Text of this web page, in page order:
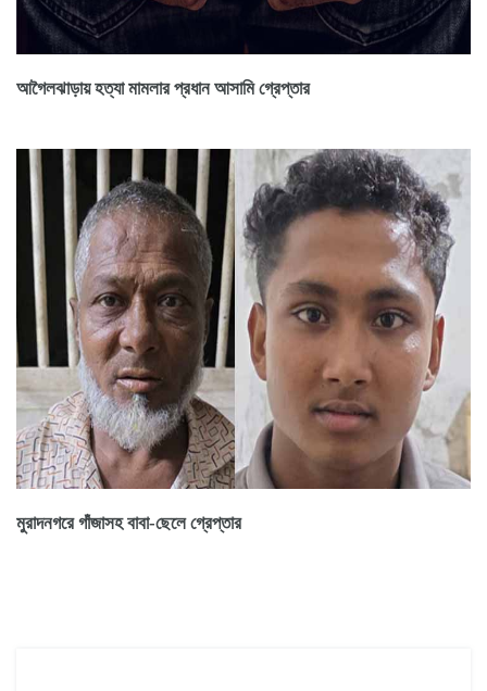
আগৈলঝাড়ায় হত্যা মামলার প্রধান আসামি গ্রেপ্তার
মুরাদনগরে গাঁজাসহ বাবা-ছেলে গ্রেপ্তার